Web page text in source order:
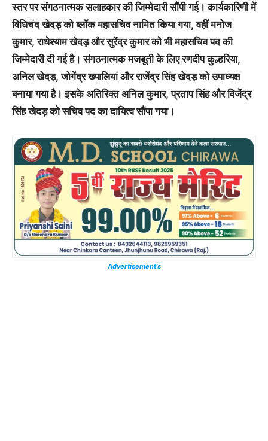
स्तर पर संगठनात्मक सलाहकार की जिम्मेदारी सौंपी गई। कार्यकारिणी में
विधिचंद खेदड़ को ब्लॉक महासचिव नामित किया गया, वहीं मनोज
कुमार, राधेश्याम खेदड़ और सुरेंद्र कुमार को भी महासचिव पद की
जिम्मेदारी दी गई है। संगठनात्मक मजबूती के लिए रणदीप कुल्हरिया,
अनिल खेदड़, जोगेंद्र ख्यालियां और राजेंद्र सिंह खेदड़ को उपाध्यक्ष
बनाया गया है। इसके अतिरिक्त अनिल कुमार, प्रताप सिंह और विजेंद्र
सिंह खेदड़ को सचिव पद का दायित्व सौंपा गया।
Advertisement’s